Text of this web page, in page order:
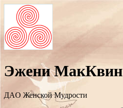
Эжени МакКвин
ДAO Женской Мудрости